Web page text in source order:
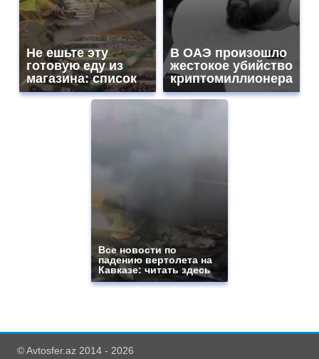
Не ешьте эту
готовую еду из
магазина: список
В ОАЭ произошло
жестокое убийство
криптомиллионера
Все новости по
падению вертолета на
Кавказе: читать здесь
© Avtosfer.az 2014 - 2026